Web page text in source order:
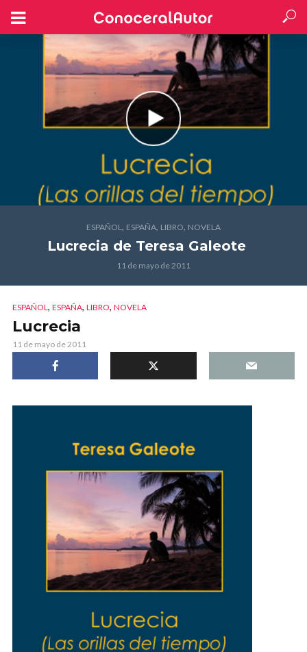
ESPAÑOL, ESPAÑA, LIBRO, NOVELA
Lucrecia de Teresa Galeote
11 de mayo de 2011
ESPAÑOL, ESPAÑA, LIBRO, NOVELA
Lucrecia
11 de mayo de 2011